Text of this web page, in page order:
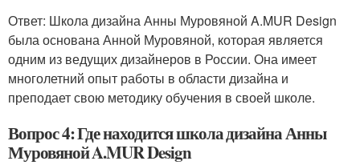
Ответ: Школа дизайна Анны Муровяной A.MUR Design
была основана Анной Муровяной, которая является
одним из ведущих дизайнеров в России. Она имеет
многолетний опыт работы в области дизайна и
преподает свою методику обучения в своей школе.
Вопрос 4: Где находится школа дизайна Анны
Муровяной A.MUR Design